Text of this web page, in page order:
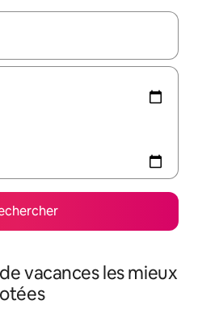
utilisez les flèches vers le
vacances les mieux